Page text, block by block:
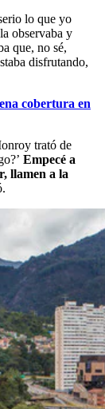
lo que yo
observaba y
que, no sé,
disfrutando,
cobertura en
trató de
Empecé a
llamen a la